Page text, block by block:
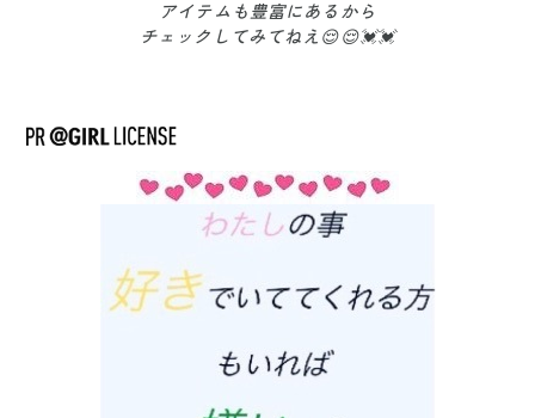
アイテムも豊富にあるから
チェックしてみてねえ😌😌💓💓